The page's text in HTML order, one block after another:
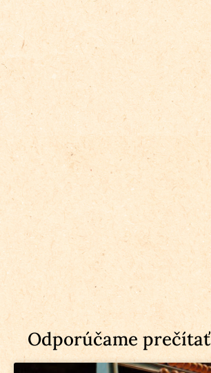
Odporúčame prečítať